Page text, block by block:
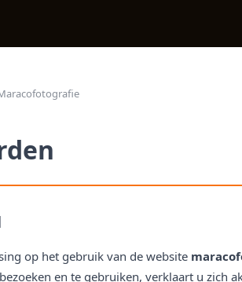
op het gebruik van de website
en te gebruiken, verklaart u zich